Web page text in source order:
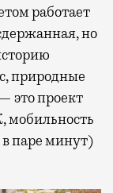
работает
но
природные
это проект
мобильность
паре минут)